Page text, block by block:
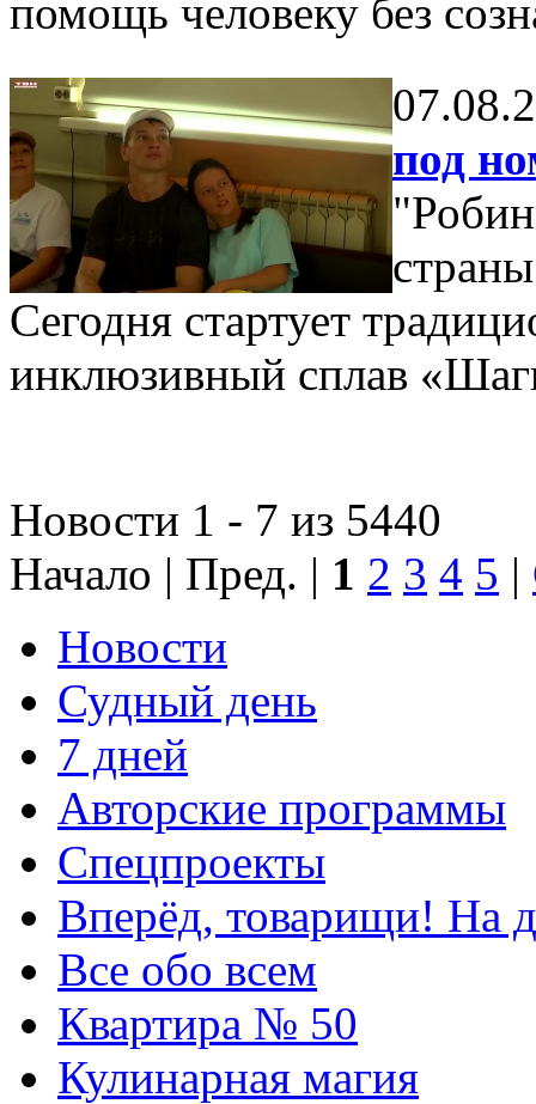
помощь человеку без
под
Сегодня стартует
инклюзивный сплав
Новости 1 - 7 из 5440
Начало | Пред. | 1 2 3 4 5 |
Новости
Судный день
7 дней
Авторские программы
Спецпроекты
Вперёд, товарищи! На
Все обо всем
Квартира № 50
Кулинарная магия